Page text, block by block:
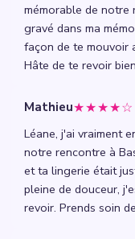
mémorable de notre
gravé dans ma
façon de te mouvoir
Hâte de te revoir
Mathieu★★★★☆
Léane, j'ai vraiment
notre rencontre à
et ta lingerie était
pleine de douceur,
revoir. Prends soin